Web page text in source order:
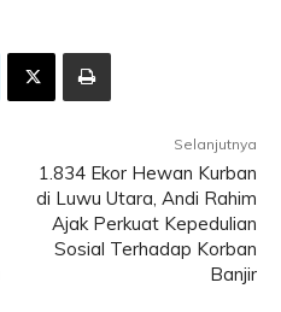
Selanjutnya
1.834 Ekor Hewan Kurban
di Luwu Utara, Andi Rahim
Ajak Perkuat Kepedulian
Sosial Terhadap Korban
Banjir